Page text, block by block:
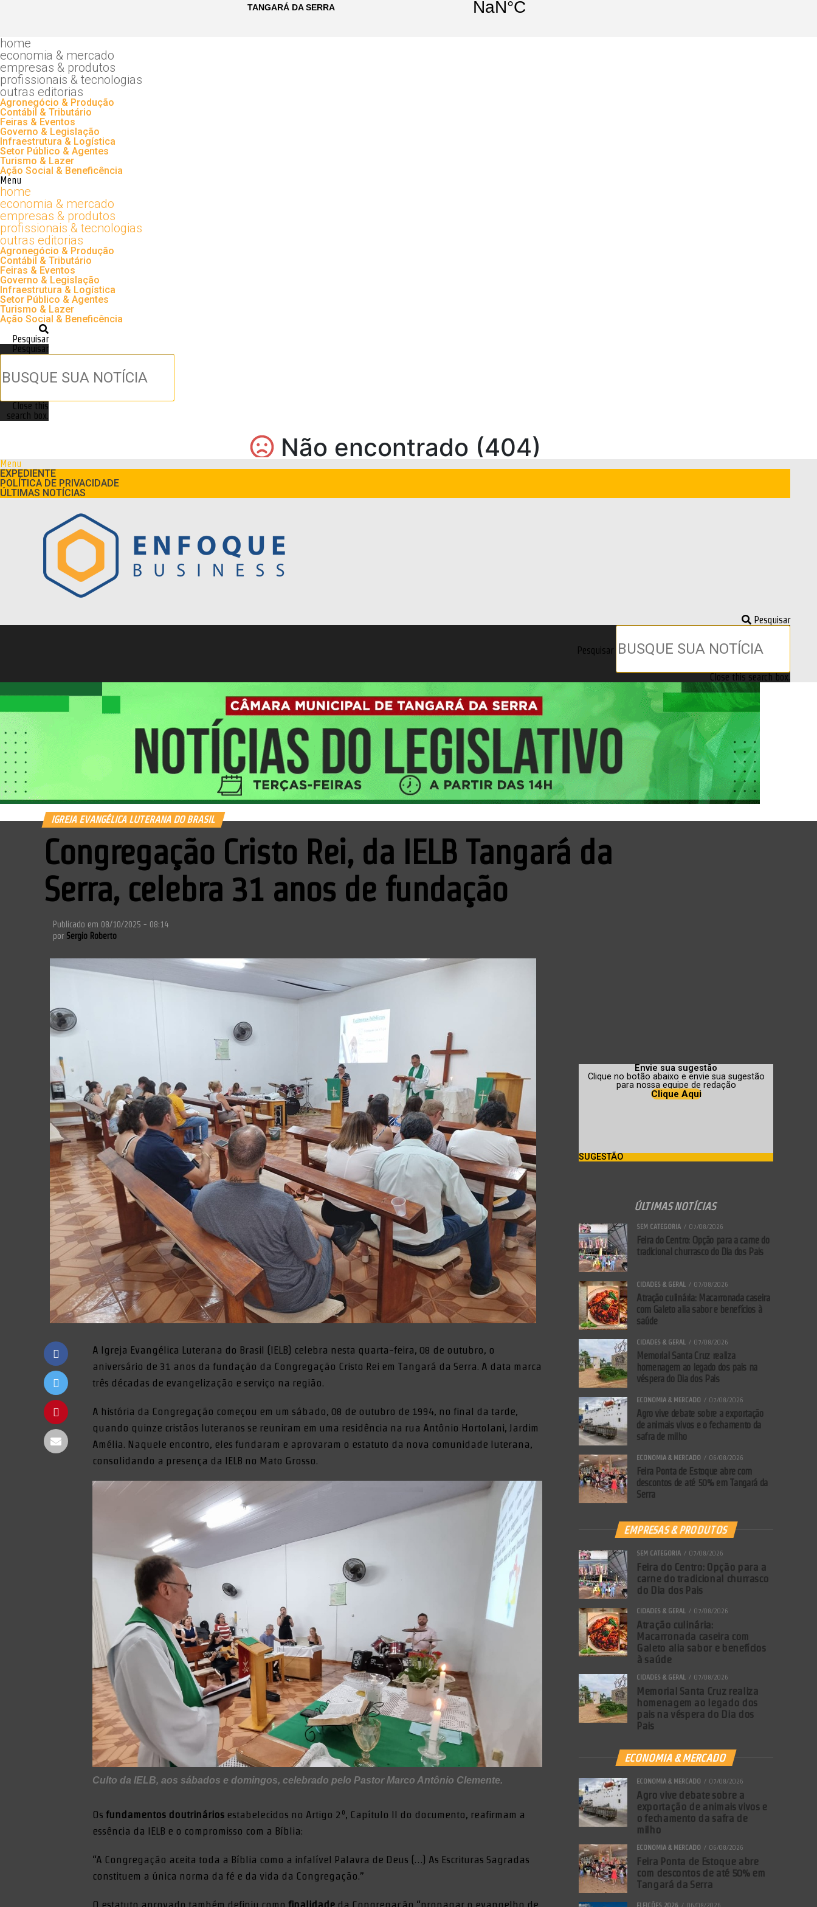
home
economia & mercado
empresas & produtos
profissionais & tecnologias
outras editorias
Agronegócio & Produção
Contábil & Tributário
Feiras & Eventos
Governo & Legislação
Infraestrutura & Logística
Setor Público & Agentes
Turismo & Lazer
Ação Social & Beneficência
Menu
home
economia & mercado
empresas & produtos
profissionais & tecnologias
outras editorias
Agronegócio & Produção
Contábil & Tributário
Feiras & Eventos
Governo & Legislação
Infraestrutura & Logística
Setor Público & Agentes
Turismo & Lazer
Ação Social & Beneficência
Pesquisar
Pesquisar
Close this
search box.
Menu
EXPEDIENTE
POLÍTICA DE PRIVACIDADE
ÚLTIMAS NOTÍCIAS
Pesquisar
Pesquisar
Close this search box.
IGREJA EVANGÉLICA LUTERANA DO BRASIL
Congregação Cristo Rei, da IELB Tangará da
Serra, celebra 31 anos de fundação
Publicado em 08/10/2025 - 08:14
por Sergio Roberto
A Igreja Evangélica Luterana do Brasil (IELB) celebra nesta quarta-feira, 08 de outubro, o
aniversário de 31 anos da fundação da Congregação Cristo Rei em Tangará da Serra. A data marca
três décadas de evangelização e serviço na região.
A história da Congregação começou em um sábado, 08 de outubro de 1994, no final da tarde,
quando quinze cristãos luteranos se reuniram em uma residência na rua Antônio Hortolani, Jardim
Amélia. Naquele encontro, eles fundaram e aprovaram o estatuto da nova comunidade luterana,
consolidando a presença da IELB no Mato Grosso.
Culto da IELB, aos sábados e domingos, celebrado pelo Pastor Marco Antônio Clemente.
Os fundamentos doutrinários estabelecidos no Artigo 2º, Capítulo II do documento, reafirmam a
essência da IELB e o compromisso com a Bíblia:
“A Congregação aceita toda a Bíblia como a infalível Palavra de Deus (…) As Escrituras Sagradas
constituem a única norma da fé e da vida da Congregação.”
O estatuto aprovado também definiu como finalidade da Congregação “propagar o evangelho de
Envie sua sugestão
Clique no botão abaixo e envie sua sugestão
para nossa equipe de redação
Clique Aqui
SUGESTÃO
ÚLTIMAS NOTÍCIAS
SEM CATEGORIA 07/08/2026
Feira do Centro: Opção para a carne do
tradicional churrasco do Dia dos Pais
CIDADES & GERAL 07/08/2026
Atração culinária: Macarronada caseira
com Galeto alia sabor e benefícios à
saúde
CIDADES & GERAL 07/08/2026
Memorial Santa Cruz realiza
homenagem ao legado dos pais na
véspera do Dia dos Pais
ECONOMIA & MERCADO 07/08/2026
Agro vive debate sobre a exportação
de animais vivos e o fechamento da
safra de milho
ECONOMIA & MERCADO 06/08/2026
Feira Ponta de Estoque abre com
descontos de até 50% em Tangará da
Serra
EMPRESAS & PRODUTOS
SEM CATEGORIA 07/08/2026
Feira do Centro: Opção para a
carne do tradicional churrasco
do Dia dos Pais
CIDADES & GERAL 07/08/2026
Atração culinária:
Macarronada caseira com
Galeto alia sabor e benefícios
à saúde
CIDADES & GERAL 07/08/2026
Memorial Santa Cruz realiza
homenagem ao legado dos
pais na véspera do Dia dos
Pais
ECONOMIA & MERCADO
ECONOMIA & MERCADO 07/08/2026
Agro vive debate sobre a
exportação de animais vivos e
o fechamento da safra de
milho
ECONOMIA & MERCADO 06/08/2026
Feira Ponta de Estoque abre
com descontos de até 50% em
Tangará da Serra
ELEIÇÕES 2026 06/08/2026